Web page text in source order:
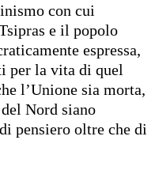
con cui
e il popolo
espressa,
per la vita di quel
l’Unione sia morta,
Nord siano
pensiero oltre che di